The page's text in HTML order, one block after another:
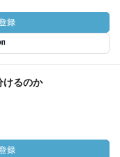
けるのか